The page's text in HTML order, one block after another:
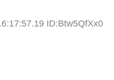
ID:Btw5QfXx0